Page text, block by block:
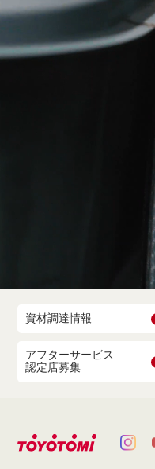
資材調達情報
アフターサービス
認定店募集